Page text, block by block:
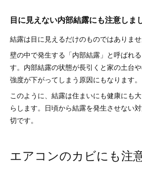
目に見えない内部結露にも注意しま
結露は目に見えるだけのものではありませ
壁の中で発生する「内部結露」と呼ばれ
す。内部結露の状態が長引くと家の土台
強度が下がってしまう原因にもなります。
このように、結露は住まいにも健康にも
らします。日頃から結露を発生させない
切です。
エアコンのカビにも注